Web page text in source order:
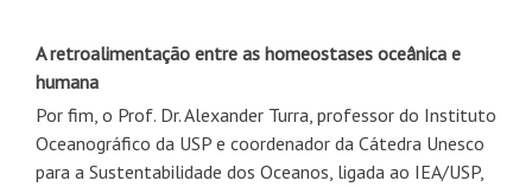
A retroalimentação entre as homeostases oceânica e
humana
Por fim, o Prof. Dr. Alexander Turra, professor do Instituto
Oceanográfico da USP e coordenador da Cátedra Unesco
para a Sustentabilidade dos Oceanos, ligada ao IEA/USP,